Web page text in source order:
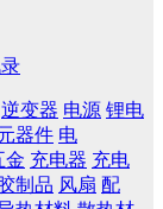
逆变器 电源 锂电
器件 电
金 充电器 充电
制品 风扇 配